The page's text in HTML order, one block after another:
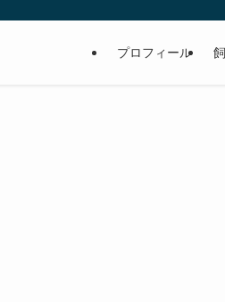
プロフィール